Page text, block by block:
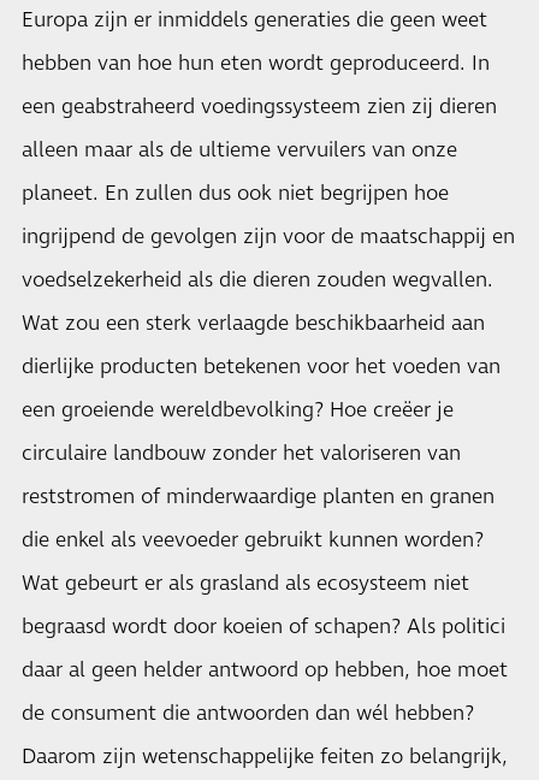
Europa zijn er inmiddels generaties die geen weet
hebben van hoe hun eten wordt geproduceerd. In
een geabstraheerd voedingssysteem zien zij dieren
alleen maar als de ultieme vervuilers van onze
planeet. En zullen dus ook niet begrijpen hoe
ingrijpend de gevolgen zijn voor de maatschappij en
voedselzekerheid als die dieren zouden wegvallen.
Wat zou een sterk verlaagde beschikbaarheid aan
dierlijke producten betekenen voor het voeden van
een groeiende wereldbevolking? Hoe creëer je
circulaire landbouw zonder het valoriseren van
reststromen of minderwaardige planten en granen
die enkel als veevoeder gebruikt kunnen worden?
Wat gebeurt er als grasland als ecosysteem niet
begraasd wordt door koeien of schapen? Als politici
daar al geen helder antwoord op hebben, hoe moet
de consument die antwoorden dan wél hebben?
Daarom zijn wetenschappelijke feiten zo belangrijk,